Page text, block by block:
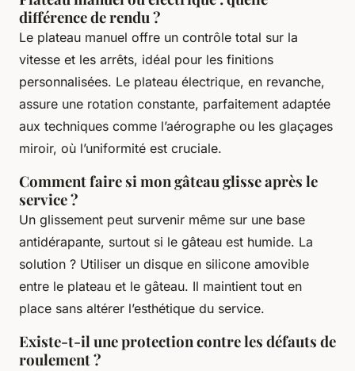
différence de rendu ?
Le plateau manuel offre un contrôle total sur la
vitesse et les arrêts, idéal pour les finitions
personnalisées. Le plateau électrique, en revanche,
assure une rotation constante, parfaitement adaptée
aux techniques comme l’aérographe ou les glaçages
miroir, où l’uniformité est cruciale.
Comment faire si mon gâteau glisse après le
service ?
Un glissement peut survenir même sur une base
antidérapante, surtout si le gâteau est humide. La
solution ? Utiliser un disque en silicone amovible
entre le plateau et le gâteau. Il maintient tout en
place sans altérer l’esthétique du service.
Existe-t-il une protection contre les défauts de
roulement ?